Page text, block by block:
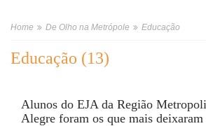
Home De Olho na Metrópole Educação
Educação (13)
Alunos do EJA da Região
Alegre foram os que mais